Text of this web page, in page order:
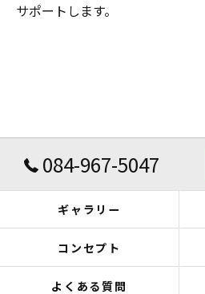
サポートします。
084-967-5047
ギャラリー
コンセプト
よくある質問